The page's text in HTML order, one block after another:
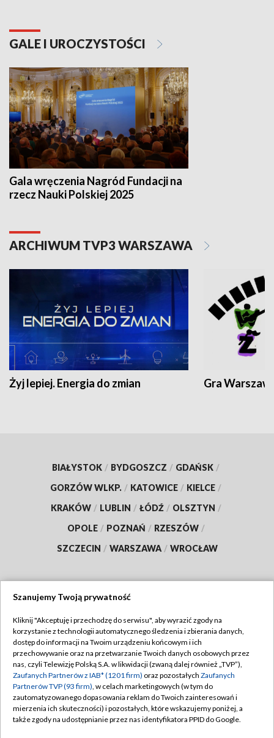
GALE I UROCZYSTOŚCI
Gala wręczenia Nagród Fundacji na
rzecz Nauki Polskiej 2025
ARCHIWUM TVP3 WARSZAWA
Żyj lepiej. Energia do zmian Gra
BIAŁYSTOK / BYDGOSZCZ / GDAŃSK /
GORZÓW WLKP. / KATOWICE / KIELCE /
KRAKÓW / LUBLIN / ŁÓDŹ / OLSZTYN /
OPOLE / POZNAŃ / RZESZÓW /
SZCZECIN / WARSZAWA / WROCŁAW
TVP
Abonament TVP
Emisja w TVP
Centrum informacji TVP
Naziemna Telewizja Cyfrowa
Regulamin TVP
Polityka prywatności
Moje zgody
Pomoc
Szanujemy Twoją prywatność
Kliknij "Akceptuję i przechodzę do serwisu", aby wyrazić zgody na
korzystanie z technologii automatycznego śledzenia i zbierania danych,
dostęp do informacji na Twoim urządzeniu końcowym i ich
przechowywanie oraz na przetwarzanie Twoich danych osobowych przez
nas, czyli Telewizję Polską S.A. w likwidacji (zwaną dalej również „TVP”),
Zaufanych Partnerów z IAB* (1201 firm) oraz pozostałych Zaufanych
Partnerów TVP (93 firm), w celach marketingowych (w tym do
zautomatyzowanego dopasowania reklam do Twoich zainteresowań i
mierzenia ich skuteczności) i pozostałych, które wskazujemy poniżej, a
także zgody na udostępnianie przez nas identyfikatora PPID do Google.